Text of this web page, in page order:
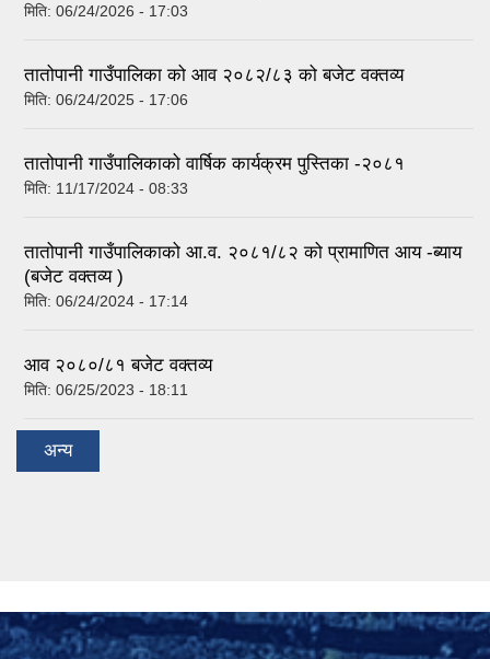
मिति: 06/24/2026 - 17:03
तातोपानी गाउँपालिका को आव २०८२/८३ को बजेट वक्तव्य
मिति: 06/24/2025 - 17:06
तातोपानी गाउँपालिकाको वार्षिक कार्यक्रम पुस्तिका -२०८१
मिति: 11/17/2024 - 08:33
तातोपानी गाउँपालिकाको आ.व. २०८१/८२ को प्रामाणित आय -ब्याय
(बजेट वक्तव्य )
मिति: 06/24/2024 - 17:14
आव २०८०/८१ बजेट वक्तव्य
मिति: 06/25/2023 - 18:11
अन्य